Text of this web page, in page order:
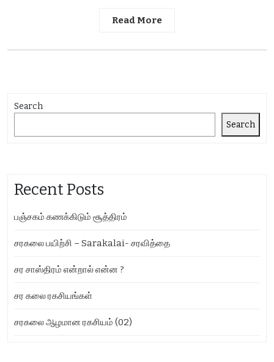
Read More
Search
Search
Recent Posts
பஞ்சகம் கணக்கிடும் சூத்திரம்
சரகலை பயிற்சி – Sarakalai- சரவித்தை
சர சாஸ்திரம் என்றால் என்ன ?
சர கலை ரகசியங்கள்
சரகலை ஆழமான ரகசியம் (02)